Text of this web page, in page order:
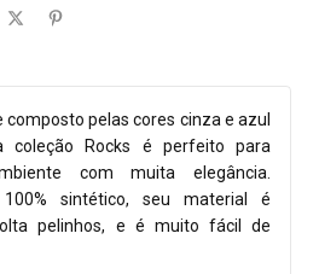
pelas cores cinza e azul
coleção Rocks é perfeito para
com muita elegância.
sintético, seu material é
pelinhos, e é muito fácil de